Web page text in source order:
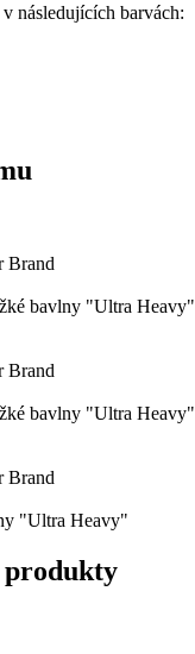
následujících barvách:
Brand
bavlny "Ultra Heavy"
Brand
bavlny "Ultra Heavy"
Brand
"Ultra Heavy"